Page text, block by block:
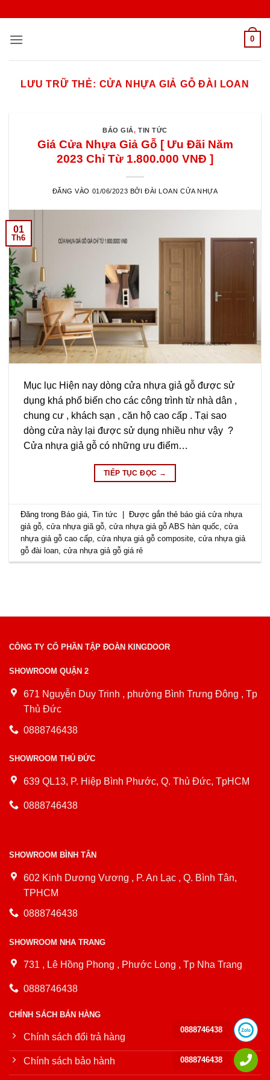
nội
0
LƯU TRỮ THẺ: CỬA NHỰA GIẢ GỖ ĐÀI LOAN
BÁO GIÁ,TIN TỨC
Giá Cửa Nhựa Giả Gỗ [ Ưu Đãi Năm
2023 Chỉ Từ 1.800.000 VNĐ ]
ĐĂNG VÀO 01/06/2023 BỞI ĐÀI LOAN CỬA NHỰA
01
Th6
Mục lục Hiện nay dòng cửa nhựa giả gỗ được sử
dụng khá phổ biến cho các công trình từ nhà dân ,
chung cư , khách sạn , căn hộ cao cấp . Tại sao
dòng cửa này lại được sử dụng nhiều như vậy ?
Cửa nhựa giả gỗ có những ưu điểm…
TIẾP TỤC ĐỌC →
Đăng trong Báo giá ,Tin tức | Được gắn thẻbáo giá cửa nhựa
giả gỗ ,cửa nhựa giã gỗ ,cửa nhựa giả gỗ ABS hàn quốc ,cửa
nhựa giả gỗ cao cấp ,cửa nhựa giả gỗ composite ,cửa nhựa giả
gỗ đài loan ,cửa nhựa giả gỗ giá rẻ
CÔNG TY CỔ PHẦN TẬP ĐOÀN KINGDOOR
SHOWROOM QUẬN 2
671 Nguyễn Duy Trinh , phường Bình Trưng Đông , Tp
Thủ Đức
0888746438
SHOWROOM THỦ ĐỨC
639 QL13, P. Hiệp Bình Phước, Q. Thủ Đức, TpHCM
0888746438
SHOWROOM BÌNH TÂN
602 Kinh Dương Vương , P. An Lạc , Q. Bình Tân,
TPHCM
0888746438
SHOWROOM NHA TRANG
731 , Lê Hồng Phong , Phước Long , Tp Nha Trang
0888746438
CHÍNH SÁCH BÁN HÀNG
Chính sách đổi trả hàng
Chính sách bảo hành
0888746438
0888746438